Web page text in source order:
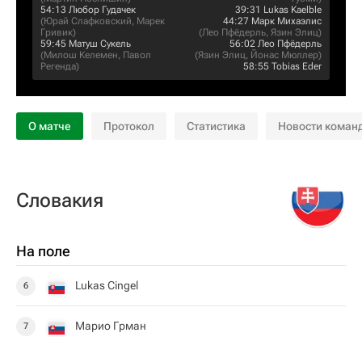
54:13 Любор Гудачек
(Юрай Слафковский, Марек
Гривик)
59:45 Матуш Сукель
(Милош Келемен, Павол
Регенда)
39:31 Lukas Kaelble
44:27 Марк Михаэлис
(Лео Пфёдерль, Язин Элиц)
56:02 Лео Пфёдерль
(Язин Элиц, Йонас Мюллер)
58:55 Tobias Eder
О матче Протокол Статистика Новости
Словакия
На поле
6 Lukas Cingel
7 Марио Грман